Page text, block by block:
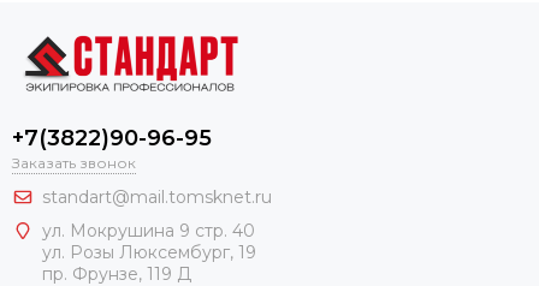
+7(3822)90-96-95
Заказать звонок
standart@mail.tomsknet.ru
ул. Мокрушина 9 стр. 40
ул. Розы Люксембург, 19
пр. Фрунзе, 119 Д